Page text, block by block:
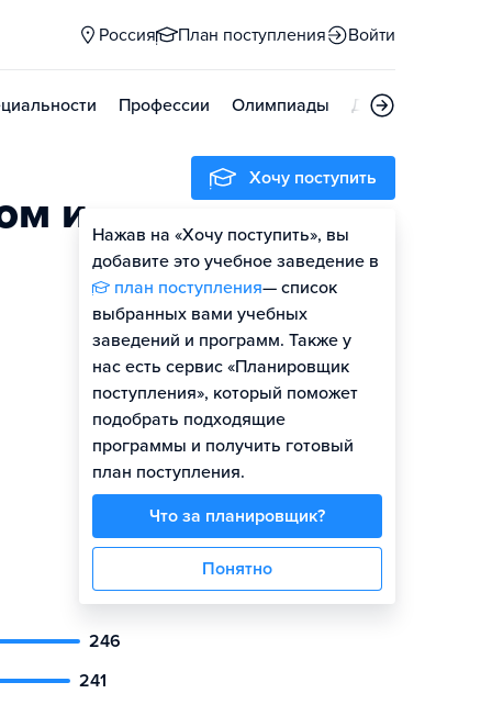
Россия План поступления Войти
Профессии Олимпиады Дни открытых
и
246
241
Хочу поступить
Нажав на «Хочу поступить», вы
добавите это учебное заведение в
план поступления— список
выбранных вами учебных
заведений и программ. Также у
нас есть сервис «Планировщик
поступления», который поможет
подобрать подходящие
программы и получить готовый
план поступления.
Что за планировщик?
Понятно
Оценить шансы